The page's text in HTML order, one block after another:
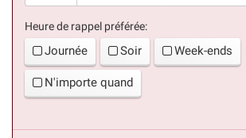
Heure de rappel préférée:
Journée Soir Week-ends
N'importe quand